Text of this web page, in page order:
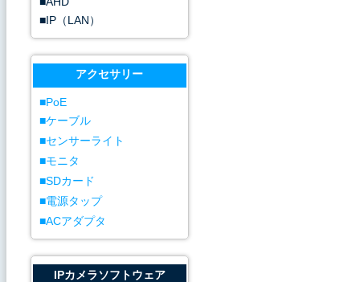
IP（LAN）
アクセサリー
PoE
ケーブル
センサーライト
モニタ
SDカード
電源タップ
ACアダプタ
IPカメラソフトウェア